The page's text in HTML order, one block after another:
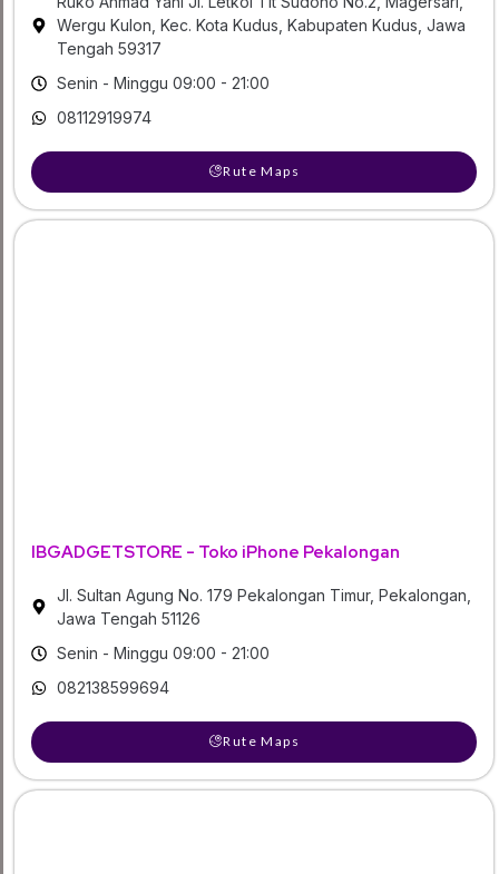
Wergu Kulon, Kec. Kota Kudus, Kabupaten Kudus, Jawa
Tengah 59317
Senin - Minggu 09:00 - 21:00
08112919974
Rute Maps
IBGADGETSTORE - Toko iPhone Pekalongan
Jl. Sultan Agung No. 179 Pekalongan Timur, Pekalongan,
Jawa Tengah 51126
Senin - Minggu 09:00 - 21:00
082138599694
Rute Maps